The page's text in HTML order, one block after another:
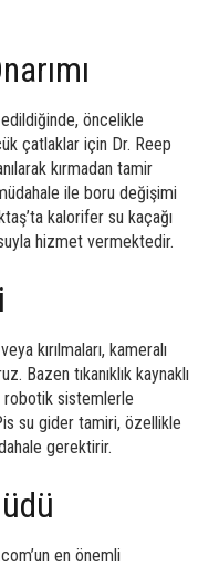
öncelikle
çatlaklar için Dr. Reep
kırmadan tamir
ile boru değişimi
kalorifer su kaçağı
hizmet vermektedir.
kırılmaları, kameralı
Bazen tıkanıklık kaynaklı
robotik sistemlerle
su gider tamiri, özellikle
gerektirir.
en önemli